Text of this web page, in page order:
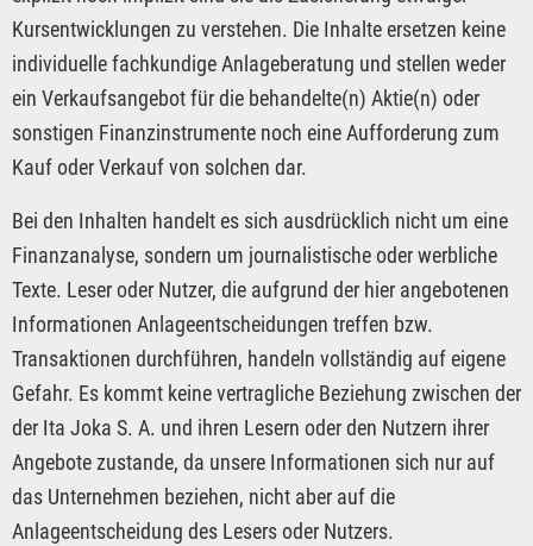
Kursentwicklungen zu verstehen. Die Inhalte ersetzen keine
individuelle fachkundige Anlageberatung und stellen weder
ein Verkaufsangebot für die behandelte(n) Aktie(n) oder
sonstigen Finanzinstrumente noch eine Aufforderung zum
Kauf oder Verkauf von solchen dar.
Bei den Inhalten handelt es sich ausdrücklich nicht um eine
Finanzanalyse, sondern um journalistische oder werbliche
Texte. Leser oder Nutzer, die aufgrund der hier angebotenen
Informationen Anlageentscheidungen treffen bzw.
Transaktionen durchführen, handeln vollständig auf eigene
Gefahr. Es kommt keine vertragliche Beziehung zwischen der
der Ita Joka S. A. und ihren Lesern oder den Nutzern ihrer
Angebote zustande, da unsere Informationen sich nur auf
das Unternehmen beziehen, nicht aber auf die
Anlageentscheidung des Lesers oder Nutzers.